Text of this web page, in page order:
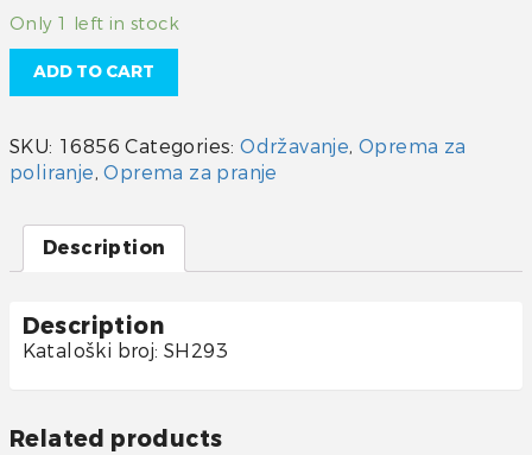
Only 1 left in stock
ADD TO CART
SKU: 16856 Categories:Održavanje,Oprema za
poliranje,Oprema za pranje
Description
Description
Kataloški broj: SH293
Related products